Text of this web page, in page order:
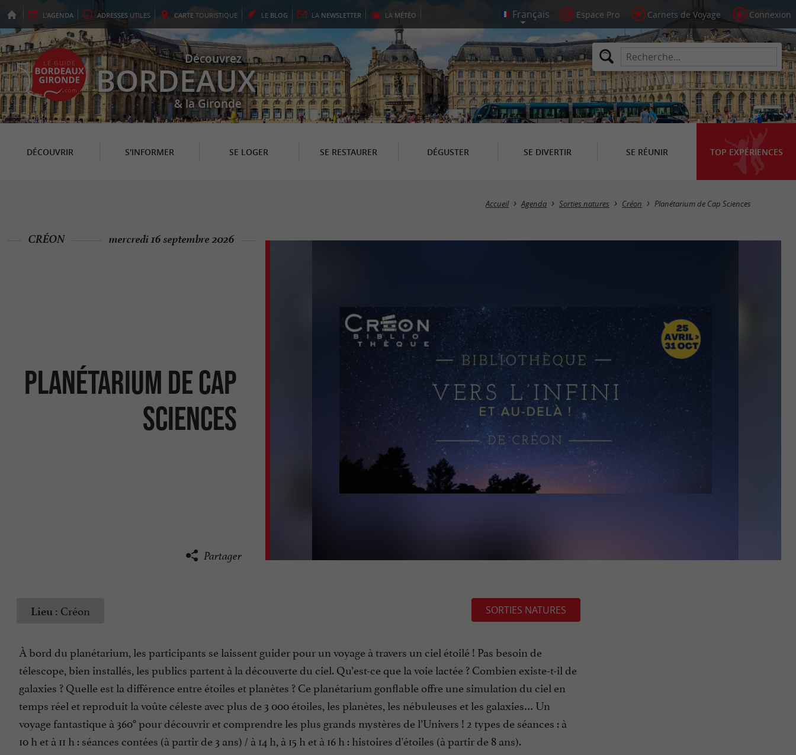
L'AGENDA ADRESSES UTILES CARTE TOURISTIQUE LE BLOG LA NEWSLETTER LA MÉTÉO Espace Pro Carnets de Voyage Connexion
Découvrez
BORDEAUX
& la Gironde
DÉCOUVRIR S'INFORMER SE LOGER SE RESTAURER DÉGUSTER SE DIVERTIR SE RÉUNIR TOP EXPÉRIENCES
Accueil Agenda Sorties natures Créon Planétarium de Cap Sciences
Planétarium de Cap
Sciences
CRÉON mercredi 16 septembre 2026
Partager
Lieu : Créon SORTIES NATURES
À bord du planétarium, les participants se laissent guider pour un voyage à travers un ciel étoilé ! Pas besoin de
télescope, bien installés, les publics partent à la découverte du ciel. Qu’est-ce que la voie lactée ? Combien existe-t-il de
galaxies ? Quelle est la différence entre étoiles et planètes ? Ce planétarium gonflable offre une simulation du ciel en
temps réel et reproduit la voûte céleste avec plus de 3 000 étoiles, les planètes, les nébuleuses et les galaxies… Un
voyage fantastique à 360° pour découvrir et comprendre les plus grands mystères de l’Univers ! 2 types de séances : à
10 h et à 11 h : séances contées (à partir de 3 ans) / à 14 h, à 15 h et à 16 h : histoires d'étoiles (à partir de 8 ans).